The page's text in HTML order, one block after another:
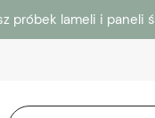
próbek lameli i paneli